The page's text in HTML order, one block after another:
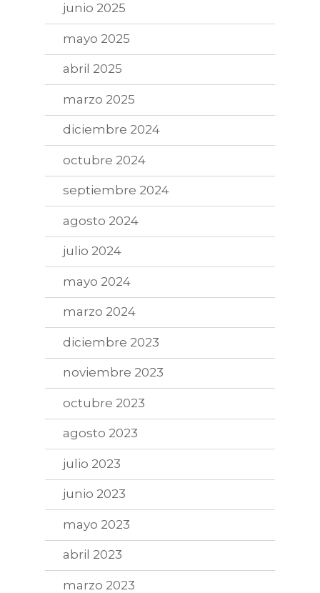
junio 2025
mayo 2025
abril 2025
marzo 2025
diciembre 2024
octubre 2024
septiembre 2024
agosto 2024
julio 2024
mayo 2024
marzo 2024
diciembre 2023
noviembre 2023
octubre 2023
agosto 2023
julio 2023
junio 2023
mayo 2023
abril 2023
marzo 2023